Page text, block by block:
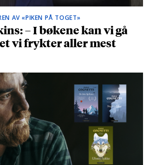
AV «PIKEN PÅ TOGET»
– I bøkene kan vi gå
vi frykter aller mest